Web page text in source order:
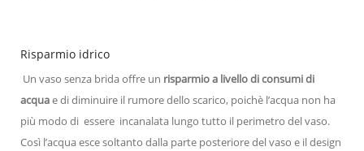
Risparmio idrico
Un vaso senza brida offre un risparmio a livello di consumi di
acquae di diminuire il rumore dello scarico, poichè l’acqua non ha
più modo di essere incanalata lungo tutto il perimetro del vaso.
Così l’acqua esce soltanto dalla parte posteriore del vaso e il design